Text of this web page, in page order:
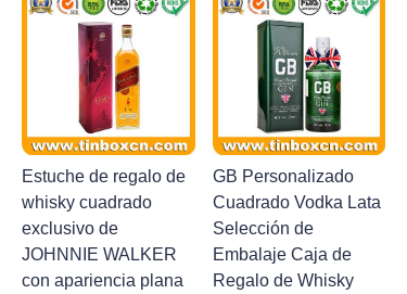
Estuche de regalo de
whisky cuadrado
exclusivo de
JOHNNIE WALKER
con apariencia plana
GB Personalizado
Cuadrado Vodka Lata
Selección de
Embalaje Caja de
Regalo de Whisky